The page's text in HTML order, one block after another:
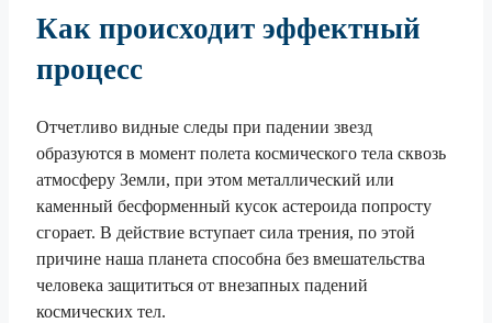
Как происходит эффектный
процесс
Отчетливо видные следы при падении звезд
образуются в момент полета космического тела сквозь
атмосферу Земли, при этом металлический или
каменный бесформенный кусок астероида попросту
сгорает. В действие вступает сила трения, по этой
причине наша планета способна без вмешательства
человека защититься от внезапных падений
космических тел.